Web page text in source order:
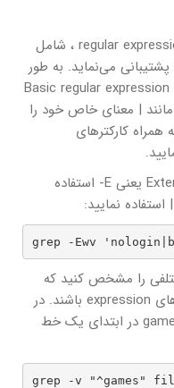
grep در لینوکس از سه نوع ساختار regular expression ، شامل
Basic ،Extended و Perl-compatible پشتیبانی می‌نماید. به طور
پیش فرض، grep الگو را به عنوان یک Basic regular expression
| معنای خاص خود را
کارکترهای
اگر از گزینه Extended regular expression یعنی E- استفاده
نمایید:
grep -Ewv
را مشخص کنید که
می‌توانند رشته‌های literal یا مجموعه‌های expression باشند. در
مثال زیر، خطوطی را که در آن رشته games در ابتدای یک خط
grep -v "^games"